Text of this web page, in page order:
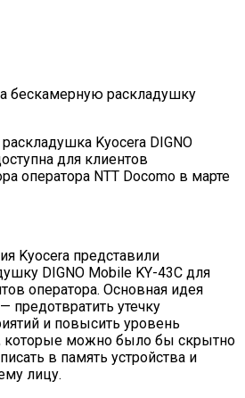
Kyocera представили
DIGNO Mobile KY-43C для
оператора. Основная идея
предотвратить утечку
и повысить уровень
которые можно было бы скрытно
в память устройства и
лицу.